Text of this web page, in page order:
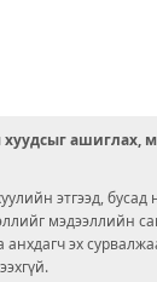
ашиглах,
этгээд,
мэдээллийн
эх